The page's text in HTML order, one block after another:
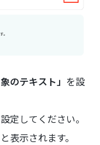
象のテキスト」 を設
定してください。
表示されます。